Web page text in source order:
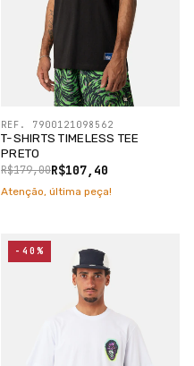
T-SHIRTS TIMELESS TEE
PRETO
R$107,40
R$179,00
REF. 7900121098562
Atenção, última peça!
-40%